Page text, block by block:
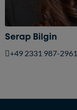
Serap Bilgin
+49 2331 987-2961